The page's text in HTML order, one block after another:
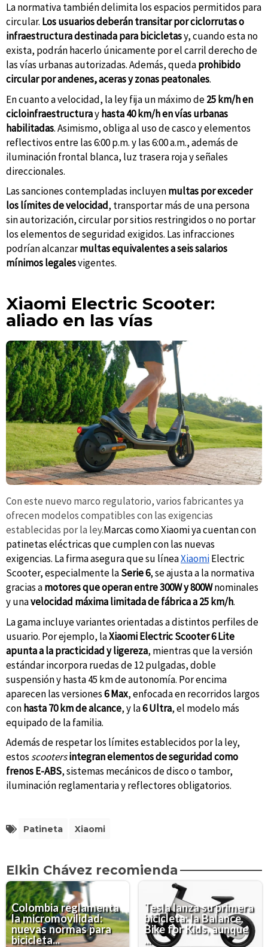
La normativa también delimita los espacios permitidos para
circular. Los usuarios deberán transitar por ciclorrutas o
infraestructura destinada para bicicletasy, cuando esta no
exista, podrán hacerlo únicamente por el carril derecho de
las vías urbanas autorizadas. Además, quedaprohibido
circular por andenes, aceras y zonas peatonales.
En cuanto a velocidad, la ley fija un máximo de25 km/h en
cicloinfraestructurayhasta 40 km/h en vías urbanas
habilitadas. Asimismo, obliga al uso de casco y elementos
reflectivos entre las 6:00 p.m. y las 6:00 a.m., además de
iluminación frontal blanca, luz trasera roja y señales
direccionales.
Las sanciones contempladas incluyenmultas por exceder
los límites de velocidad, transportar más de una persona
sin autorización, circular por sitios restringidos o no portar
los elementos de seguridad exigidos. Las infracciones
podrían alcanzarmultas equivalentes a seis salarios
mínimos legalesvigentes.
Xiaomi Electric Scooter:
aliado en las vías
Con este nuevo marco regulatorio, varios fabricantes ya
ofrecen modelos compatibles con las exigencias
establecidas por la ley.Marcas como Xiaomi ya cuentan con
patinetaseléctricas que cumplen con las nuevas
exigencias. La firma asegura que su líneaXiaomiElectric
Scooter, especialmente laSerie 6, se ajusta a la normativa
gracias amotores que operan entre 300W y 800Wnominales
y unavelocidad máxima limitada de fábrica a 25 km/h.
La gama incluye variantes orientadas a distintos perfiles de
usuario. Por ejemplo, laXiaomi Electric Scooter 6 Lite
apunta a la practicidad y ligereza, mientras que la versión
estándar incorpora ruedas de 12 pulgadas, doble
suspensión y hasta 45 km de autonomía. Por encima
aparecen las versiones6 Max, enfocada en recorridos largos
conhasta 70 km de alcance, y la6 Ultra, el modelo más
equipado de la familia.
Además de respetar los límites establecidos por la ley,
estos scootersintegran elementos de seguridad como
frenos E-ABS, sistemas mecánicos de disco o tambor,
iluminación reglamentaria y reflectores obligatorios.
Patineta Xiaomi
Elkin Chávez recomienda
Colombia reglamenta
la micromovilidad:
nuevas normas para
bicicleta...
Tesla lanza su primera
bicicleta: la Balance
Bike for Kids, aunque
...